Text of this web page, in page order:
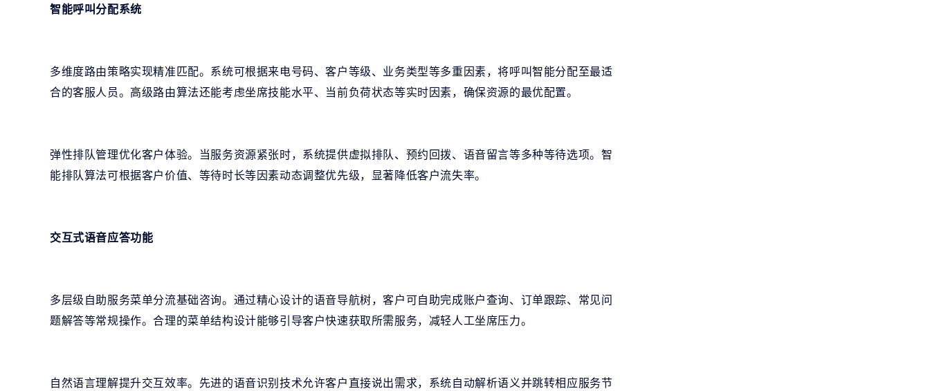
智能呼叫分配系统
多维度路由策略实现精准匹配。系统可根据来电号码、客户等级、业务类型等多重因素，将呼叫智能分配至最适
合的客服人员。高级路由算法还能考虑坐席技能水平、当前负荷状态等实时因素，确保资源的最优配置。
弹性排队管理优化客户体验。当服务资源紧张时，系统提供虚拟排队、预约回拨、语音留言等多种等待选项。智
能排队算法可根据客户价值、等待时长等因素动态调整优先级，显著降低客户流失率。
交互式语音应答功能
多层级自助服务菜单分流基础咨询。通过精心设计的语音导航树，客户可自助完成账户查询、订单跟踪、常见问
题解答等常规操作。合理的菜单结构设计能够引导客户快速获取所需服务，减轻人工坐席压力。
自然语言理解提升交互效率。先进的语音识别技术允许客户直接说出需求，系统自动解析语义并跳转相应服务节